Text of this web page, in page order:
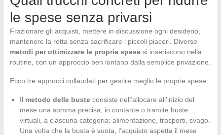
le spese senza privarsi
Frazionare gli acquisti, mettere in discussione ogni desiderio,
mantenere la rotta senza sacrificare i piccoli piaceri. Diverse
metodi per ottimizzare le proprie spesesi inseriscono nella
routine, con un approccio ben lontano dalla semplice privazione.
Ecco tre approcci collaudati per gestire meglio le proprie spese:
Il metodo delle busteconsiste nell’allocare all’inizio del
mese una somma precisa, in contante o tramite buste
virtuali, a ciascuna categoria: alimentazione, trasporti, svago.
Una volta che la busta è vuota, l’acquisto aspetta il mese